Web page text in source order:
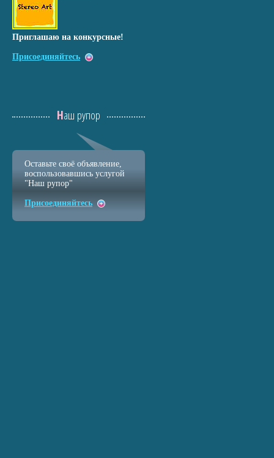
Приглашаю на конкурсные!
Присоединяйтесь
Наш рупор
Оставьте своё объявление,
воспользовавшись услугой
"Наш рупор"
Присоединяйтесь